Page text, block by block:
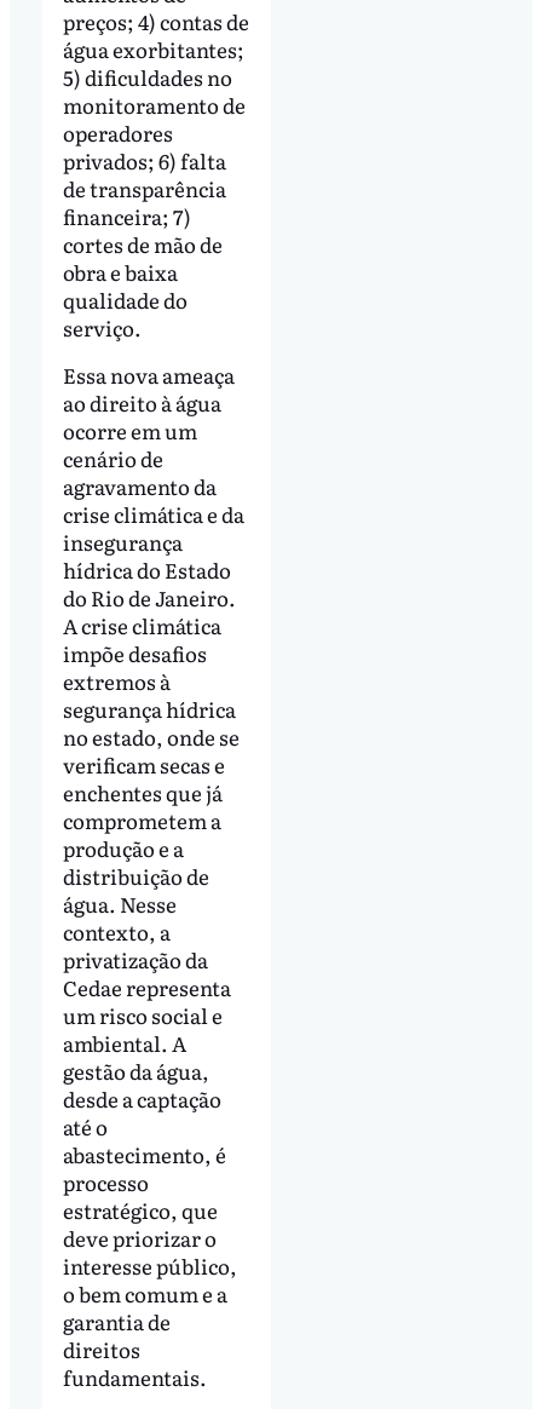
preços; 4) contas de
água exorbitantes;
5) dificuldades no
monitoramento de
operadores
privados; 6) falta
de transparência
financeira; 7)
cortes de mão de
obra e baixa
qualidade do
serviço.
Essa nova ameaça
ao direito à água
ocorre em um
cenário de
agravamento da
crise climática e da
insegurança
hídrica do Estado
do Rio de Janeiro.
A crise climática
impõe desafios
extremos à
segurança hídrica
no estado, onde se
verificam secas e
enchentes que já
comprometem a
produção e a
distribuição de
água. Nesse
contexto, a
privatização da
Cedae representa
um risco social e
ambiental. A
gestão da água,
desde a captação
até o
abastecimento, é
processo
estratégico, que
deve priorizar o
interesse público,
o bem comum e a
garantia de
direitos
fundamentais.